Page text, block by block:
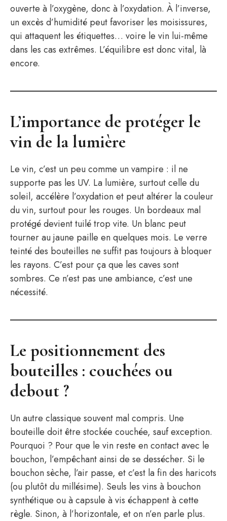
ouverte à l’oxygène, donc à l’oxydation. À l’inverse,
un excès d’humidité peut favoriser les moisissures,
qui attaquent les étiquettes… voire le vin lui-même
dans les cas extrêmes. L’équilibre est donc vital, là
encore.
L’importance de protéger le
vin de la lumière
Le vin, c’est un peu comme un vampire : il ne
supporte pas les UV. La lumière, surtout celle du
soleil, accélère l’oxydation et peut altérer la couleur
du vin, surtout pour les rouges. Un bordeaux mal
protégé devient tuilé trop vite. Un blanc peut
tourner au jaune paille en quelques mois. Le verre
teinté des bouteilles ne suffit pas toujours à bloquer
les rayons. C’est pour ça que les caves sont
sombres. Ce n’est pas une ambiance, c’est une
nécessité.
Le positionnement des
bouteilles : couchées ou
debout ?
Un autre classique souvent mal compris. Une
bouteille doit être stockée couchée, sauf exception.
Pourquoi ? Pour que le vin reste en contact avec le
bouchon, l’empêchant ainsi de se dessécher. Si le
bouchon sèche, l’air passe, et c’est la fin des haricots
(ou plutôt du millésime). Seuls les vins à bouchon
synthétique ou à capsule à vis échappent à cette
règle. Sinon, à l’horizontale, et on n’en parle plus.